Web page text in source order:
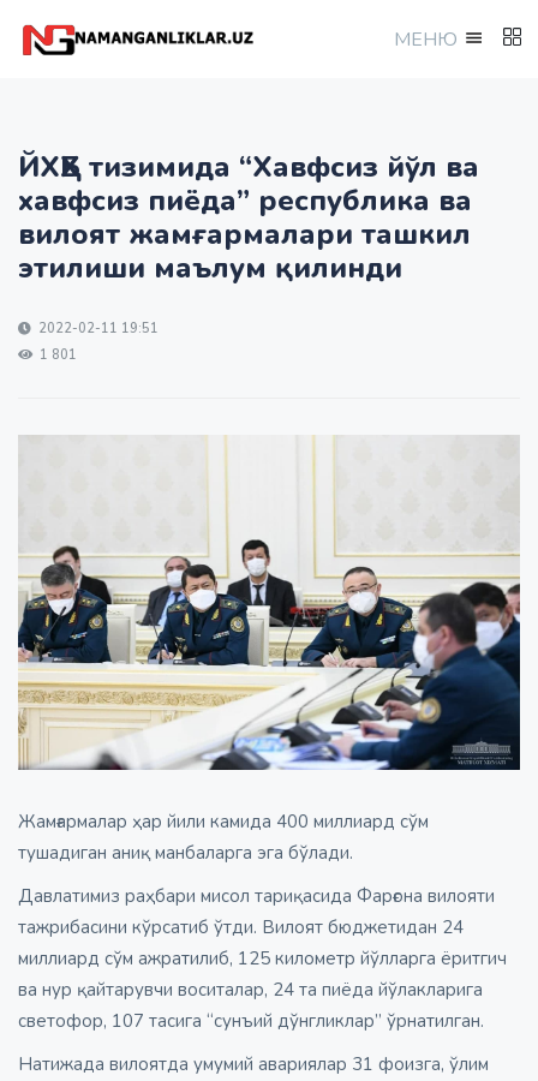
МEНЮ
ЙХҲБ тизимида “Хавфсиз йўл ва
хавфсиз пиёда” республика ва
вилоят жамғармалари ташкил
этилиши маълум қилинди
2022-02-11 19:51
1 801
Жамғармалар ҳар йили камида 400 миллиард сўм
тушадиган аниқ манбаларга эга бўлади.
Давлатимиз раҳбари мисол тариқасида Фарғона вилояти
тажрибасини кўрсатиб ўтди. Вилоят бюджетидан 24
миллиард сўм ажратилиб, 125 километр йўлларга ёритгич
ва нур қайтарувчи воситалар, 24 та пиёда йўлакларига
светофор, 107 тасига “сунъий дўнгликлар” ўрнатилган.
Натижада вилоятда умумий авариялар 31 фоизга, ўлим